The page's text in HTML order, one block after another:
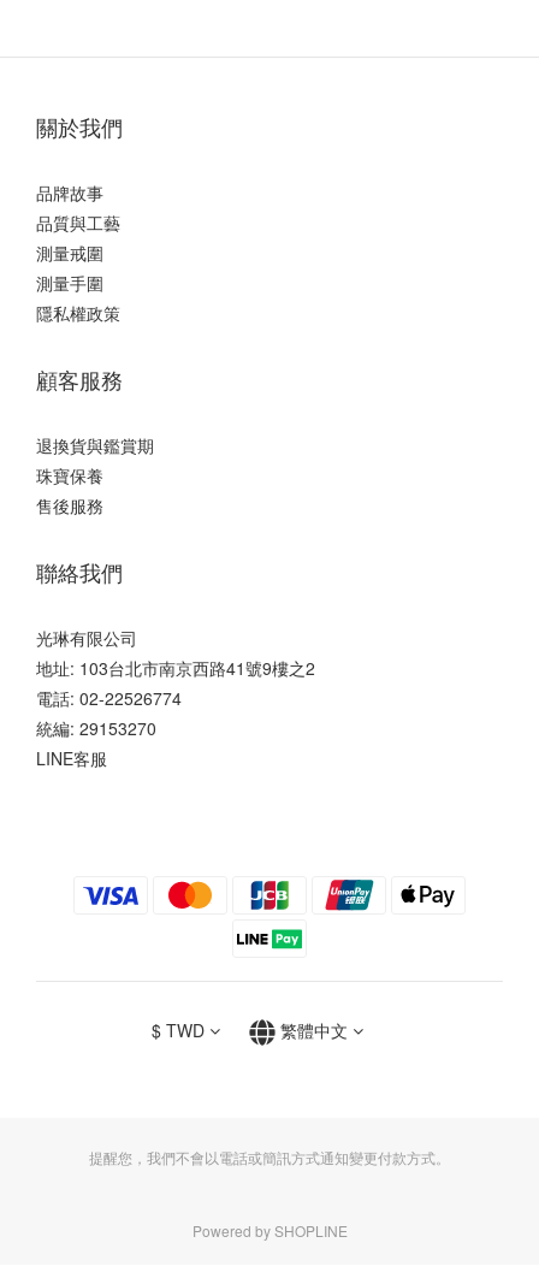
關於我們
品牌故事
品質與工藝
測量戒圍
測量手圍
隱私權政策
顧客服務
退換貨與鑑賞期
珠寶保養
售後服務
聯絡我們
光琳有限公司
地址: 103台北市南京西路41號9樓之2
電話: 02-22526774
統編: 29153270
LINE客服
$ TWD 繁體中文
提醒您，我們不會以電話或簡訊方式通知變更付款方式。
Powered by SHOPLINE